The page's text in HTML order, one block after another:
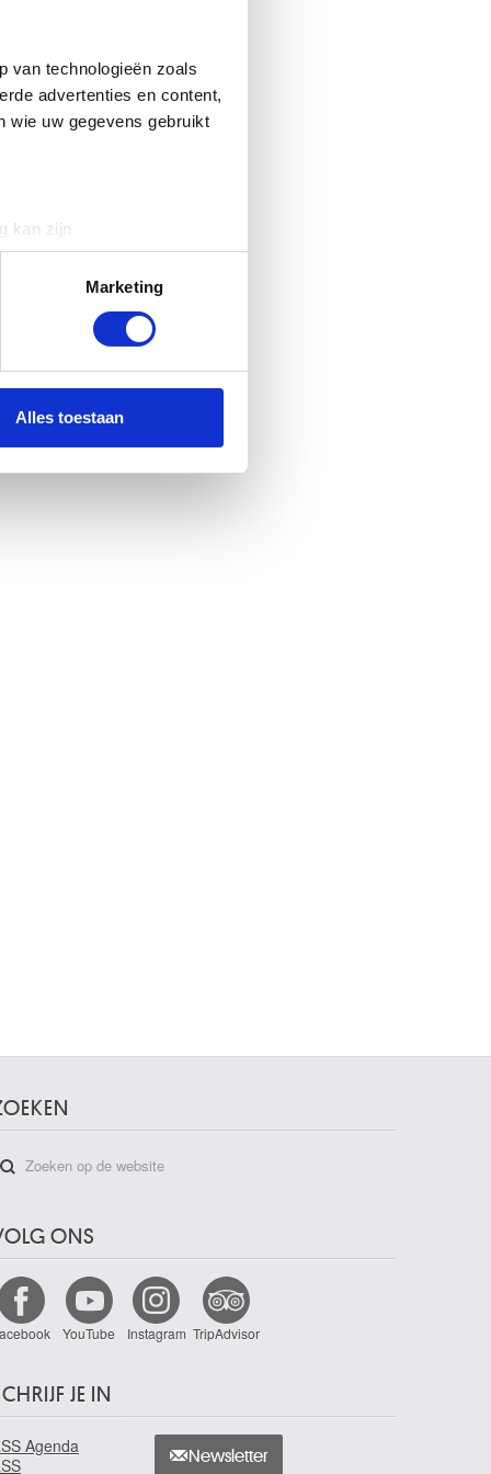
van technologieën zoals
advertenties en content,
wie uw gegevens gebruikt
kan zijn
detailgedeelte in. U kunt uw
partners voor social
die u aan ze heeft
Marketing
Alles toestaan
ONS
YouTube Instagram TripAdvisor
JE IN
Agenda
Newsletter